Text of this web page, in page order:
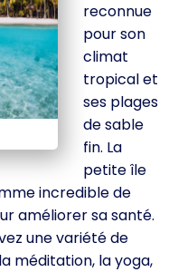
reconnue
pour son
climat
tropical et
ses plages
de sable
fin. La
petite île
incredible de
améliorer sa santé.
une variété de
méditation, la yoga,